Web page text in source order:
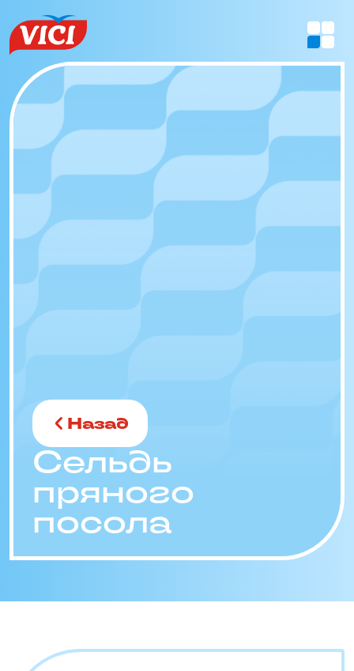
Назад
Сельдь
пряного
посола